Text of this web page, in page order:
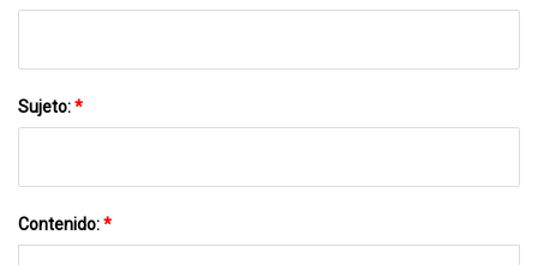
Sujeto:*
Contenido:*